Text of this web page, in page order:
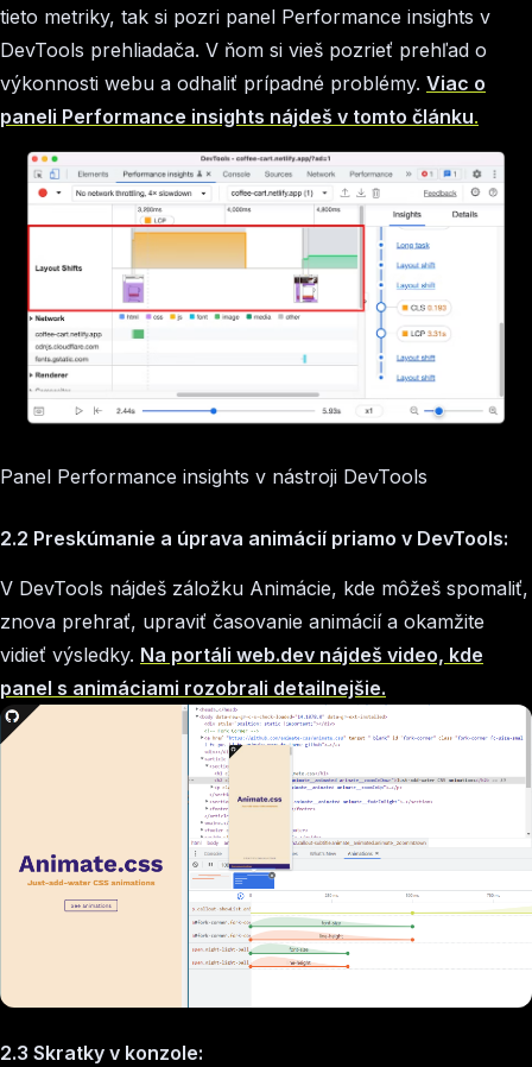
tieto metriky, tak si pozri panel Performance insights v
DevTools prehliadača. V ňom si vieš pozrieť prehľad o
výkonnosti webu a odhaliť prípadné problémy. Viac o
paneli Performance insights nájdeš v tomto článku.
Panel Performance insights v nástroji DevTools
2.2 Preskúmanie a úprava animácií priamo v DevTools:
V DevTools nájdeš záložku Animácie, kde môžeš spomaliť,
znova prehrať, upraviť časovanie animácií a okamžite
vidieť výsledky. Na portáli web.dev nájdeš video, kde
panel s animáciami rozobrali detailnejšie.
2.3 Skratky v konzole: